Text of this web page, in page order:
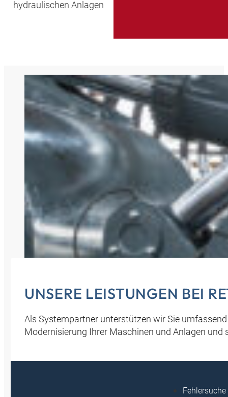
hydraulischen Anlagen
UNSERE LEISTUNGEN BEI
Als Systempartner unterstützen wir Sie
Modernisierung Ihrer Maschinen und Anlagen